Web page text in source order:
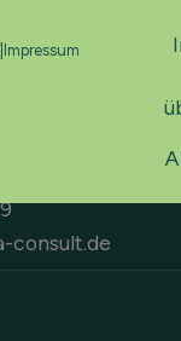
consult.de
Impressum